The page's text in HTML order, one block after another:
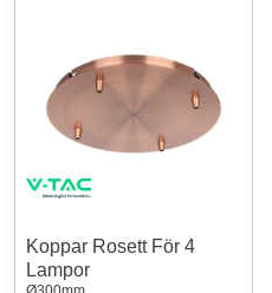
Koppar Rosett För 4
Lampor